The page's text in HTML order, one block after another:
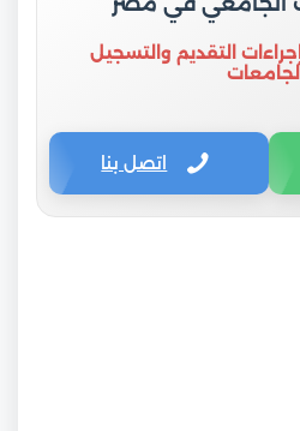
التقديم والتسجيل
اتصل بنا